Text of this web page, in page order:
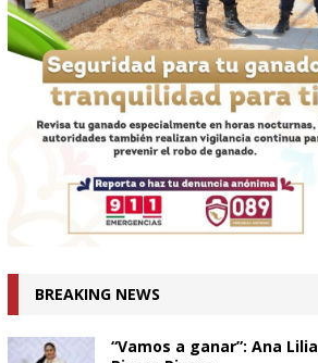
BREAKING NEWS
“Vamos a ganar”: Ana Lilia